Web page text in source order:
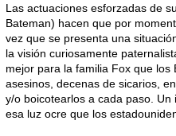
Las actuaciones esforzadas de
Bateman) hacen que por
vez que se presenta una
la visión curiosamente
mejor para la familia Fox que
asesinos, decenas de sicarios,
y/o boicotearlos a cada paso.
esa luz ocre que los